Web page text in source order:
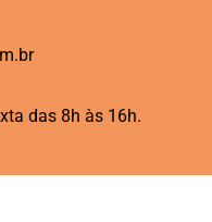
das 8h às 16h.